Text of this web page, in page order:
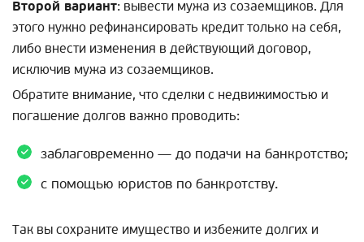
Второй вариант: вывести мужа из созаемщиков. Для
этого нужно рефинансировать кредит только на себя,
либо внести изменения в действующий договор,
исключив мужа из созаемщиков.
Обратите внимание, что сделки с недвижимостью и
погашение долгов важно проводить:
заблаговременно — до подачи на банкротство;
с помощью юристов по банкротству.
Так вы сохраните имущество и избежите долгих и